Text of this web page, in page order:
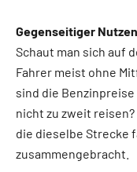
Gegenseitiger Nutzen
Schaut man sich auf
Fahrer meist ohne
sind die
nicht zu zweit
die dieselbe Strecke
zusammengebracht.